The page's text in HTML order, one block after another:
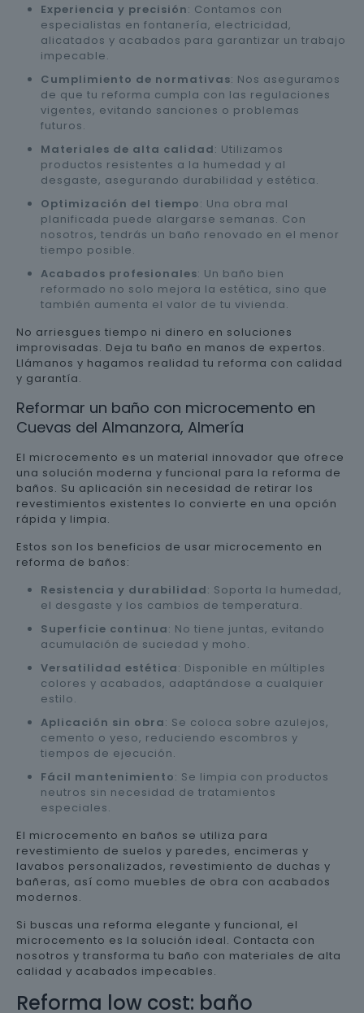
Experiencia y precisión: Contamos con
especialistas en fontanería, electricidad,
alicatados y acabados para garantizar un trabajo
impecable.
Cumplimiento de normativas: Nos aseguramos
de que tu reforma cumpla con las regulaciones
vigentes, evitando sanciones o problemas
futuros.
Materiales de alta calidad: Utilizamos
productos resistentes a la humedad y al
desgaste, asegurando durabilidad y estética.
Optimización del tiempo: Una obra mal
planificada puede alargarse semanas. Con
nosotros, tendrás un baño renovado en el menor
tiempo posible.
Acabados profesionales: Un baño bien
reformado no solo mejora la estética, sino que
también aumenta el valor de tu vivienda.
No arriesgues tiempo ni dinero en soluciones
improvisadas. Deja tu baño en manos de expertos.
Llámanos y hagamos realidad tu reforma con calidad
y garantía.
Reformar un baño con microcemento en
Cuevas del Almanzora, Almería
El microcemento es un material innovador que ofrece
una solución moderna y funcional para la reforma de
baños. Su aplicación sin necesidad de retirar los
revestimientos existentes lo convierte en una opción
rápida y limpia.
Estos son los beneficios de usar microcemento en
reforma de baños:
Resistencia y durabilidad: Soporta la humedad,
el desgaste y los cambios de temperatura.
Superficie continua: No tiene juntas, evitando
acumulación de suciedad y moho.
Versatilidad estética: Disponible en múltiples
colores y acabados, adaptándose a cualquier
estilo.
Aplicación sin obra: Se coloca sobre azulejos,
cemento o yeso, reduciendo escombros y
tiempos de ejecución.
Fácil mantenimiento: Se limpia con productos
neutros sin necesidad de tratamientos
especiales.
El microcemento en baños se utiliza para
revestimiento de suelos y paredes, encimeras y
lavabos personalizados, revestimiento de duchas y
bañeras, así como muebles de obra con acabados
modernos.
Si buscas una reforma elegante y funcional, el
microcemento es la solución ideal. Contacta con
nosotros y transforma tu baño con materiales de alta
calidad y acabados impecables.
Reforma low cost: baño